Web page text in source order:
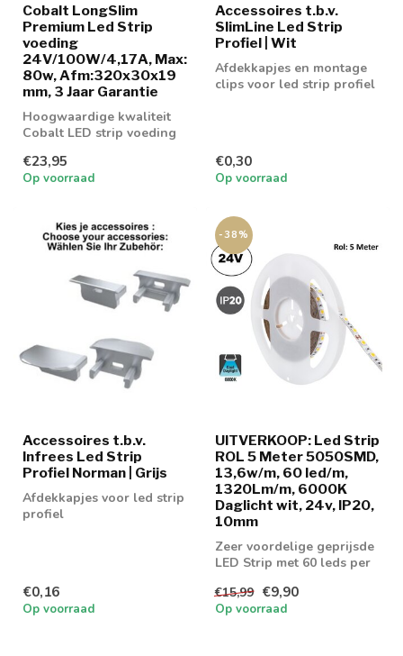
Cobalt LongSlim
Premium Led Strip
voeding
24V/100W/4,17A, Max:
80w, Afm:320x30x19
mm, 3 Jaar Garantie
Hoogwaardige kwaliteit
Cobalt LED strip voeding
€23,95
Op voorraad
Accessoires t.b.v.
SlimLine Led Strip
Profiel | Wit
Afdekkapjes en montage
clips voor led strip profiel
€0,30
Op voorraad
Accessoires t.b.v.
Infrees Led Strip
Profiel Norman | Grijs
Afdekkapjes voor led strip
profiel
€0,16
Op voorraad
-38%
UITVERKOOP: Led Strip
ROL 5 Meter 5050SMD,
13,6w/m, 60 led/m,
1320Lm/m, 6000K
Daglicht wit, 24v, IP20,
10mm
Zeer voordelige geprijsde
LED Strip met 60 leds per
lich...
€15,99 €9,90
Op voorraad